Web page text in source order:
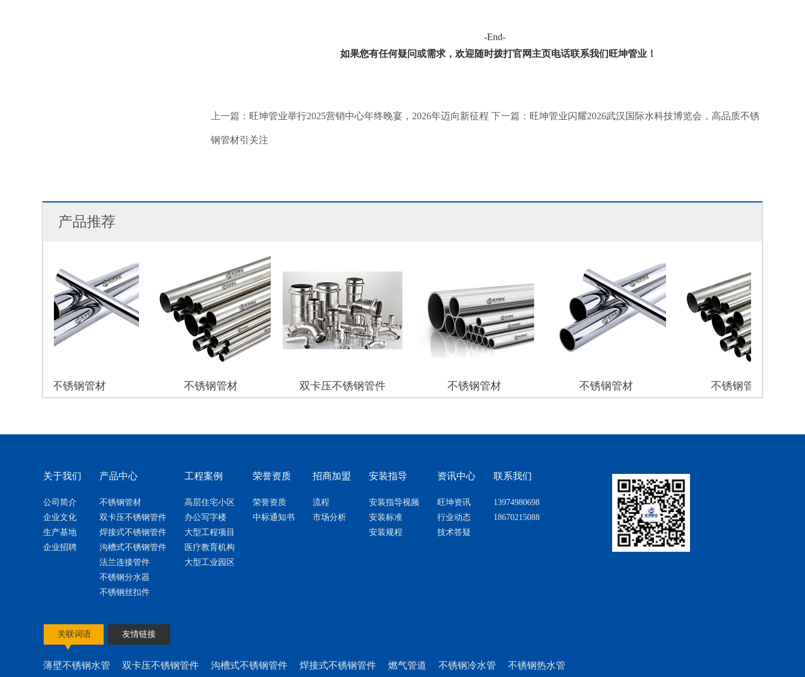
-End-
如果您有任何疑问或需求，欢迎随时拨打官网主页电话联系我们 旺坤管业！
上一篇： 旺坤管业举行2025营销中心年终晚宴，2026年迈向新征程 下一篇： 旺坤管业闪耀2026武汉国际水科技博览会，高品质不锈
钢管材引关注
产品推荐
不锈钢管材 不锈钢管材 双卡压不锈钢管件 不锈钢管材 不锈钢管材 不锈钢管材
关于我们
公司简介
企业文化
生产基地
企业招聘
产品中心
不锈钢管材
双卡压不锈钢管件
焊接式不锈钢管件
沟槽式不锈钢管件
法兰连接管件
不锈钢分水器
不锈钢丝扣件
工程案例
高层住宅小区
办公写字楼
大型工程项目
医疗教育机构
大型工业园区
荣誉资质
荣誉资质
中标通知书
招商加盟
流程
市场分析
安装指导
安装指导视频
安装标准
安装规程
资讯中心
旺坤资讯
行业动态
技术答疑
联系我们
13974980698
18670215088
关联词语 友情链接
薄壁不锈钢水管 双卡压不锈钢管件 沟槽式不锈钢管件 焊接式不锈钢管件 燃气管道 不锈钢冷水管 不锈钢热水管